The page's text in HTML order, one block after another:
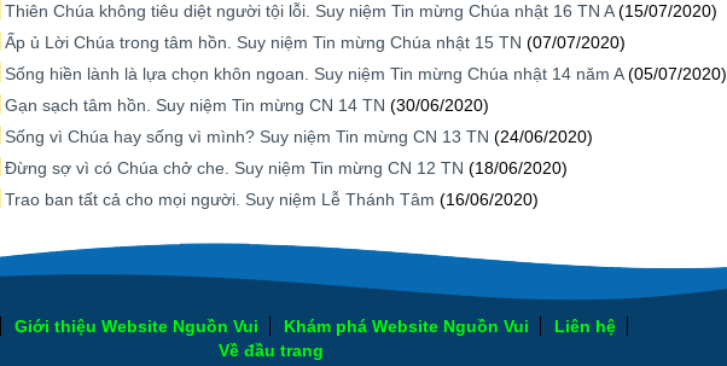
Thiên Chúa không tiêu diệt người tội lỗi. Suy niệm Tin mừng Chúa nhật 16 TN A (15/07/2020)
Ấp ủ Lời Chúa trong tâm hồn. Suy niệm Tin mừng Chúa nhật 15 TN (07/07/2020)
Sống hiền lành là lựa chọn khôn ngoan. Suy niệm Tin mừng Chúa nhật 14 năm A (05/07/2020)
Gạn sạch tâm hồn. Suy niệm Tin mừng CN 14 TN (30/06/2020)
Sống vì Chúa hay sống vì mình? Suy niệm Tin mừng CN 13 TN (24/06/2020)
Đừng sợ vì có Chúa chở che. Suy niệm Tin mừng CN 12 TN (18/06/2020)
Trao ban tất cả cho mọi người. Suy niệm Lễ Thánh Tâm (16/06/2020)
Giới thiệu Website Nguồn Vui Khám phá Website Nguồn Vui
Liên hệ
Về đầu trang